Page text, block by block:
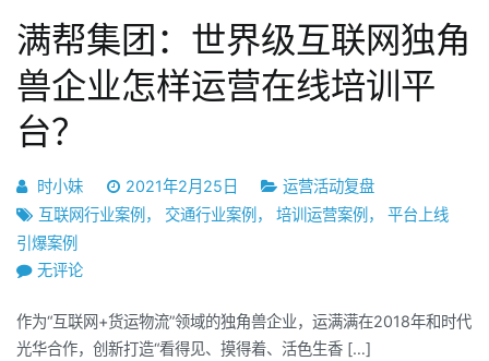
训
师？
子
生，
已
开
始
用
产
品
思
运
营
满帮集团：世界级互联网独角
兽企业怎样运营在线培训平
台？
时小妹 2021年2月25日
运营活动复盘
互联网行业案例 ， 交通行业案例 ， 培训运营案例 ， 平台上线
引爆案例
满
集
团：
无评论
作为“互联网+货运物流”领域的独角兽企业，运满满在2018年和时代
光华合作，创新打造“看得见、摸得着、活色生香 […]